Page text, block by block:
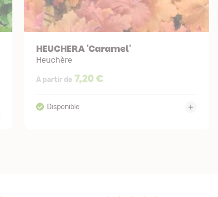
HEUCHERA 'Caramel'
Heuchère
A partir de 7,20 €